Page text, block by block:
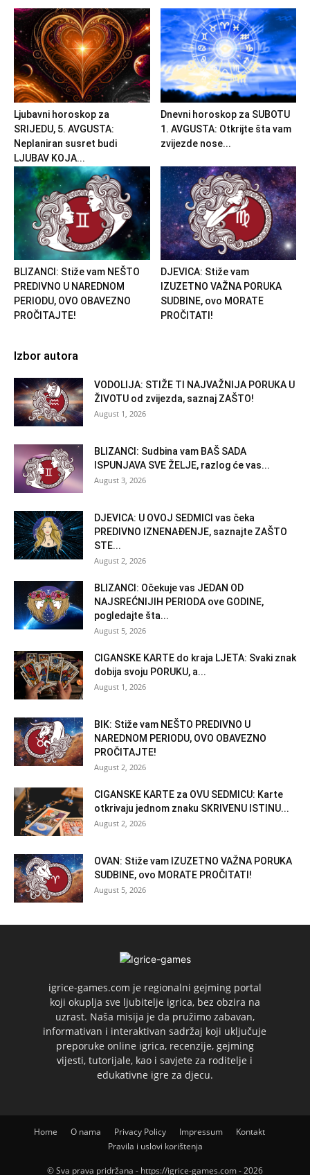
Ljubavni horoskop za
SRIJEDU, 5. AVGUSTA:
Neplaniran susret budi
LJUBAV KOJA...
Dnevni horoskop za SUBOTU
1. AVGUSTA: Otkrijte šta vam
zvijezde nose...
BLIZANCI: Stiže vam NEŠTO
PREDIVNO U NAREDNOM
PERIODU, OVO OBAVEZNO
PROČITAJTE!
DJEVICA: Stiže vam
IZUZETNO VAŽNA PORUKA
SUDBINE, ovo MORATE
PROČITATI!
Izbor autora
VODOLIJA: STIŽE TI NAJVAŽNIJA PORUKA U
ŽIVOTU od zvijezda, saznaj ZAŠTO!
August 1, 2026
BLIZANCI: Sudbina vam BAŠ SADA
ISPUNJAVA SVE ŽELJE, razlog će vas...
August 3, 2026
DJEVICA: U OVOJ SEDMICI vas čeka
PREDIVNO IZNENAĐENJE, saznajte ZAŠTO
STE...
August 2, 2026
BLIZANCI: Očekuje vas JEDAN OD
NAJSREĆNIJIH PERIODA ove GODINE,
pogledajte šta...
August 5, 2026
CIGANSKE KARTE do kraja LJETA: Svaki znak
dobija svoju PORUKU, a...
August 1, 2026
BIK: Stiže vam NEŠTO PREDIVNO U
NAREDNOM PERIODU, OVO OBAVEZNO
PROČITAJTE!
August 2, 2026
CIGANSKE KARTE za OVU SEDMICU: Karte
otkrivaju jednom znaku SKRIVENU ISTINU...
August 2, 2026
OVAN: Stiže vam IZUZETNO VAŽNA PORUKA
SUDBINE, ovo MORATE PROČITATI!
August 5, 2026
igrice-games.com je regionalni gejming portal
koji okuplja sve ljubitelje igrica, bez obzira na
uzrast. Naša misija je da pružimo zabavan,
informativan i interaktivan sadržaj koji uključuje
preporuke online igrica, recenzije, gejming
vijesti, tutorijale, kao i savjete za roditelje i
edukativne igre za djecu.
Home O nama Privacy Policy Impressum
Kontakt
Pravila i uslovi korištenja
© Sva prava pridržana - https://igrice-games.com - 2026